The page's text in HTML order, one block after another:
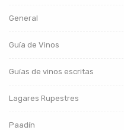
General
Guía de Vinos
Guías de vinos escritas
Lagares Rupestres
Paadín